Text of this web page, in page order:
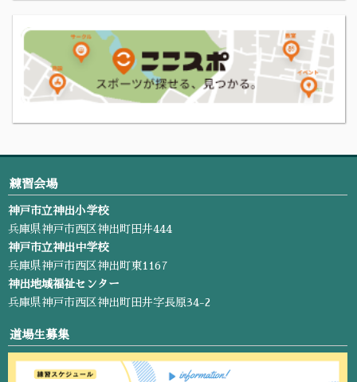
練習会場
神戸市立神出小学校
兵庫県神戸市西区神出町田井444
神戸市立神出中学校
兵庫県神戸市西区神出町東1167
神出地域福祉センター
兵庫県神戸市西区神出町田井字長原34-2
道場生募集